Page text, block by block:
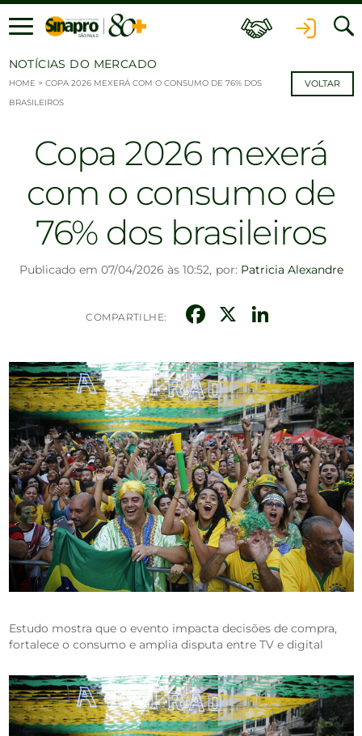
Ir para o conteúdo
NOTÍCIAS DO MERCADO
HOME > COPA 2026 MEXERÁ COM O CONSUMO DE 76% DOS
BRASILEIROS
VOLTAR
Copa 2026 mexerá
com o consumo de
76% dos brasileiros
Publicado em 07/04/2026 às 10:52, por: Patricia Alexandre
COMPARTILHE: Facebook
X
Estudo mostra que o evento impacta decisões de compra,
fortalece o consumo e amplia disputa entre TV e digital